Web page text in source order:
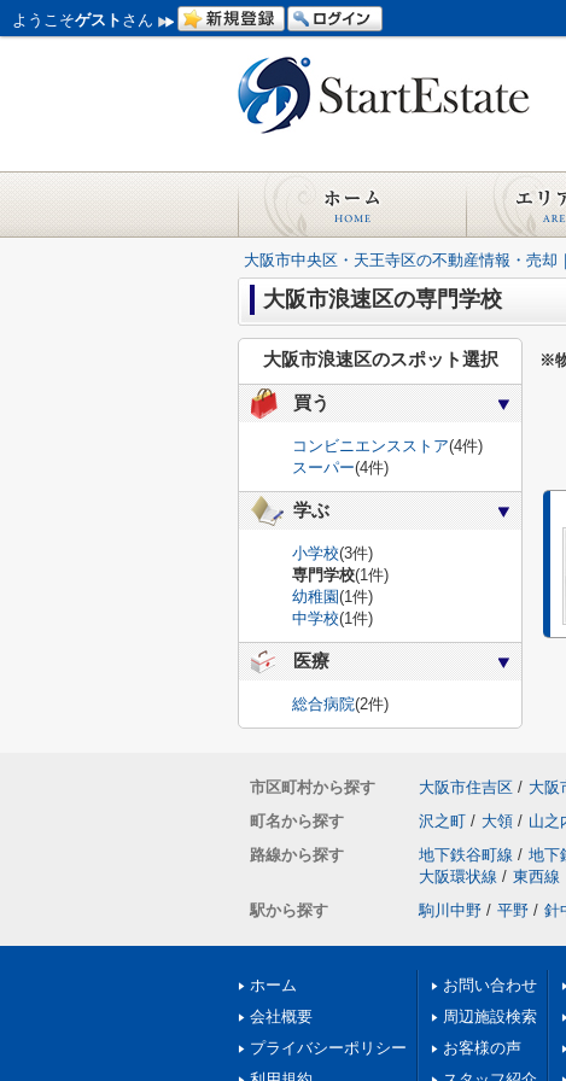
ようこそゲスト さん
大阪市中央区・天王寺区の不動産情報・売却
大阪市浪速区の専門学校
※
大阪市浪速区のスポット選択
買う
コンビニエンスストア(4件)
スーパー(4件)
学ぶ
小学校(3件)
専門学校(1件)
幼稚園(1件)
中学校(1件)
医療
総合病院(2件)
市区町村から探す 大阪市住吉区 / 大阪
町名から探す
沢之町 / 大領 / 山之
路線から探す
地下鉄谷町線 / 地下
大阪環状線 / 東西線
駅から探す
駒川中野 / 平野 / 針
ホーム
会社概要
プライバシーポリシー
お問い合わせ
周辺施設検索
お客様の声